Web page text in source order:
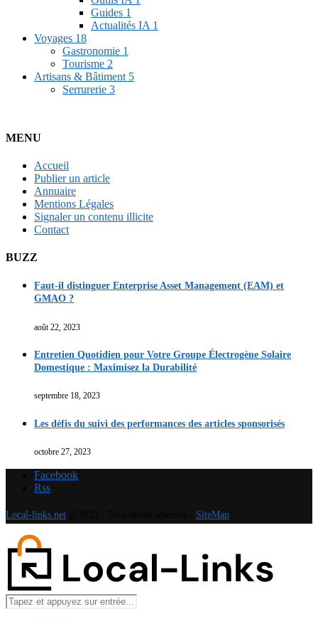
Guides 1
Actualités IA 1
Voyages 18
Gastronomie 1
Tourisme 2
Artisans & Bâtiment 5
Serrurerie 3
MENU
Accueil
Publier un article
Annuaire
Mentions Légales
Signaler un contenu illicite
Contact
BUZZ
Faut-il distinguer Enterprise Asset Management (EAM) et
GMAO ?
août 22, 2023
Entretien Quotidien pour Votre Groupe Électrogène Solaire
Domestique : Maximisez la Durabilité
septembre 18, 2023
Les défis du suivi des performances des articles sponsorisés
octobre 27, 2023
Facebook
Rss
Local-links.net SiteMap